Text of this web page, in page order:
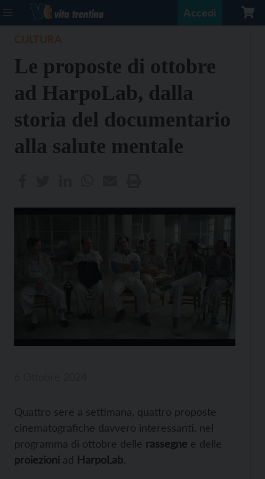
Accedi
Le proposte di ottobre
ad HarpoLab, dalla
storia del documentario
alla salute mentale
Quattro sere a settimana, quattro proposte
cinematografiche davvero interessanti, nel
programma di ottobre delle rassegne e delle
proiezioni ad HarpoLab.